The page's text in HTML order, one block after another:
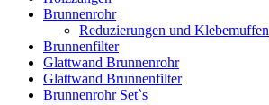
Brunnenrohr
Reduzierungen und Klebemuffen
Brunnenfilter
Glattwand Brunnenrohr
Glattwand Brunnenfilter
Brunnenrohr Set`s